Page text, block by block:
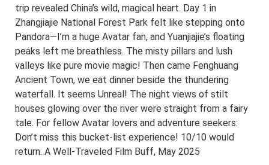
trip revealed China’s wild, magical heart. Day 1 in
Zhangjiajie National Forest Park felt like stepping onto
Pandora—I’m a huge Avatar fan, and Yuanjiajie’s floating
peaks left me breathless. The misty pillars and lush
valleys like pure movie magic! Then came Fenghuang
Ancient Town, we eat dinner beside the thundering
waterfall. It seems Unreal! The night views of stilt
houses glowing over the river were straight from a fairy
tale. For fellow Avatar lovers and adventure seekers:
Don’t miss this bucket-list experience! 10/10 would
return. A Well-Traveled Film Buff, May 2025